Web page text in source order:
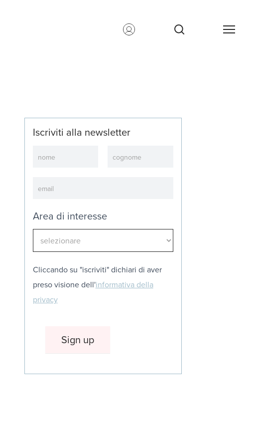
Iscriviti alla newsletter
Area di interesse
Cliccando su "iscriviti" dichiari di aver
preso visione dell'informativa della
privacy